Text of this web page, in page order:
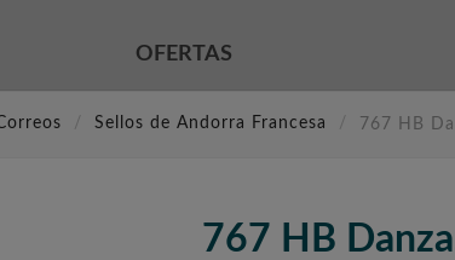
OFERTAS
Sellos de Andorra Francesa 767 HB
767 HB